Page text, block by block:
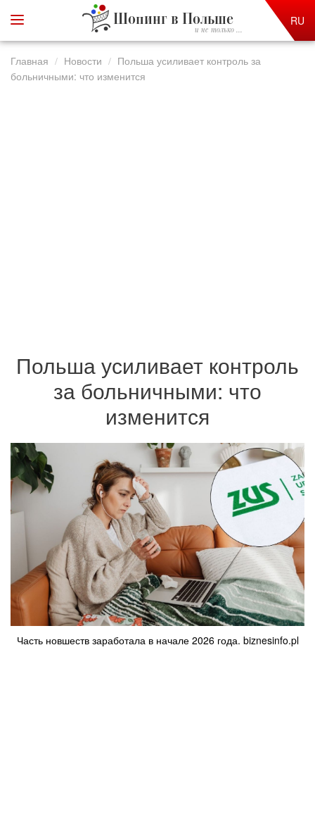
Шопинг в Польше
и не только ...
RU
Главная Новости
Польша усиливает контроль за
больничными: что изменится
Польша усиливает контроль
за больничными: что
изменится
Часть новшеств заработала в начале 2026 года. biznesinfo.pl